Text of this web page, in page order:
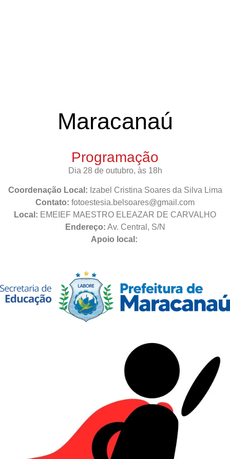
Maracanaú
Programação
Dia 28 de outubro, às 18h
Coordenação Local: Izabel Cristina Soares da Silva Lima
Contato: fotoestesia.belsoares@gmail.com
Local: EMEIEF MAESTRO ELEAZAR DE CARVALHO
Endereço: Av. Central, S/N
Apoio local: